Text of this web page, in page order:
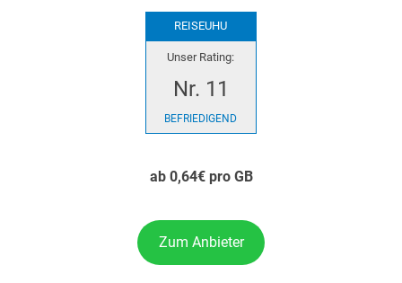
REISEUHU
Unser Rating:
Nr. 11
BEFRIEDIGEND
ab 0,64€ pro GB
Zum Anbieter